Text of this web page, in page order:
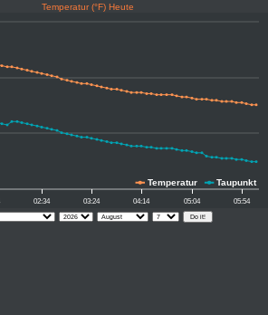
Temperatur (°F) Heute